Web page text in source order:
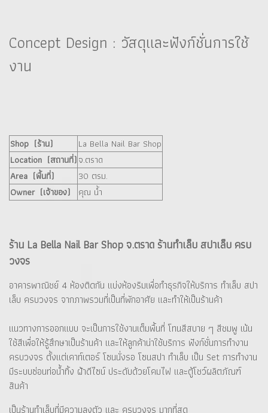
Concept Design : วัสดุและฟังก์ชั่นการใช้
งาน
Shop (ร้าน)
La Bella Nail Bar Shop
Location (สถานที่)จ.ตราด
Area (พื้นที่)
30 ตรม.
Owner (เจ้าของ)
คุณ น้ำ
ร้าน La Bella Nail Bar Shop จ.ตราด ร้านทำเล็บ สปาเล็บ ครบ
วงจร
อาคารพาณิชย์ 4 ห้องติดกัน แบ่งห้องริมเพื่อทำธุรกิจให้บริการ ทำเล็บ สปา
เล็บ ครบวงจร จากภาพรวมที่เป็นที่พักอาศัย และทำให้เป็นร้านค้า
แนวทางการออกแบบ จะเป็นการใช้งานเต็มพื้นที่ โทนสีสบาย ๆ สีชมพู เน้น
ใช้สีเพื่อให้รู้สึกษาเป็นร้านค้า และให้ลูกค้าน่าใช้บริการ ฟังก์ชั่นการทำงาน
ครบวงจร ตั้งแต่เคาท์เตอร์ โซนนั่งรอ โซนสปา ทำเล็บ เป็น Set การทำงาน
มีระบบซ่อนท่อน้ำทิ้ง ฝ้าดีไซน์ ประดับด้วยโคมไฟ และตู้โชว์ผลิตภัณฑ์
สินค้า
เป็นร้านทำเล็บที่มีความลงตัว และ ครบวงจร มากที่สุด